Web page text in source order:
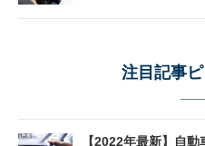
注目記事
【2022年最新】自